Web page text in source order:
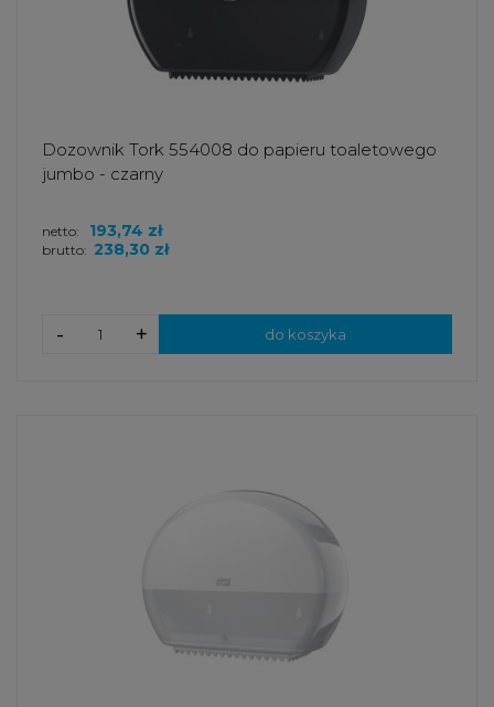
Dozownik Tork 554008 do papieru toaletowego
jumbo - czarny
brutto: 238,30 zł
netto: 193,74 zł
+
- do koszyka